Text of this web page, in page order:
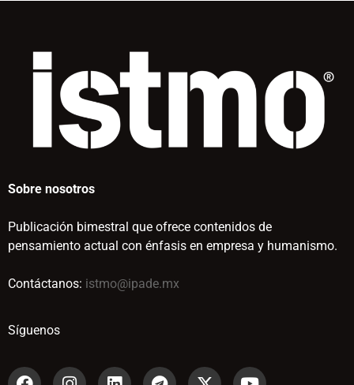
Sobre nosotros
Publicación bimestral que ofrece contenidos de
pensamiento actual con énfasis en empresa y humanismo.
Contáctanos: istmo@ipade.mx
Síguenos